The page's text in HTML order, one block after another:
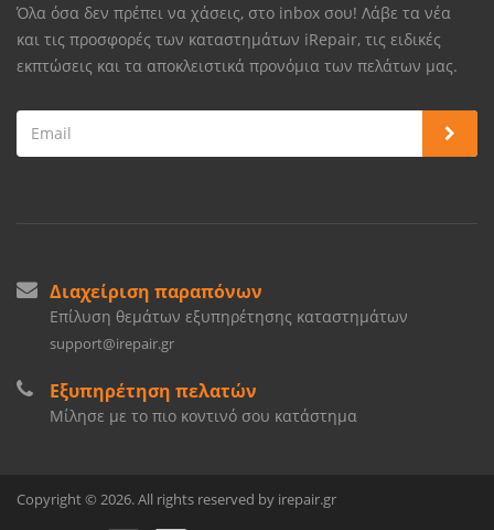
Όλα όσα δεν πρέπει να χάσεις, στο inbox σου! Λάβε τα νέα
και τις προσφορές των καταστημάτων iRepair, τις ειδικές
εκπτώσεις και τα αποκλειστικά προνόμια των πελάτων μας.
Διαχείριση παραπόνων
Επίλυση θεμάτων εξυπηρέτησης καταστημάτων
support@irepair.gr
Εξυπηρέτηση πελατών
Μίλησε με το πιο κοντινό σου κατάστημα
Copyright © 2026. All rights reserved by irepair.gr